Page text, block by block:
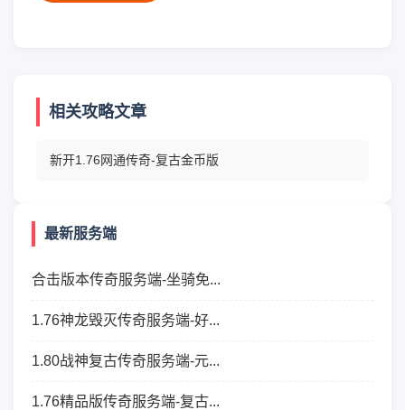
相关攻略文章
新开1.76网通传奇-复古金币版
最新服务端
合击版本传奇服务端-坐骑免...
1.76神龙毁灭传奇服务端-好...
1.80战神复古传奇服务端-元...
1.76精品版传奇服务端-复古...